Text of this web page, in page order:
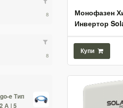
Монофазен
Инвертор
Купи
8
8
e Тип
А | 5